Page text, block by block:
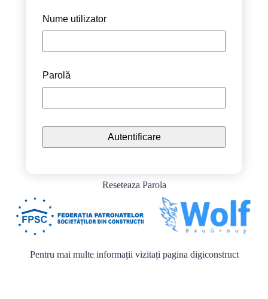
Nume utilizator
Parolă
Reseteaza Parola
Pentru mai multe informații vizitați pagina digiconstruct